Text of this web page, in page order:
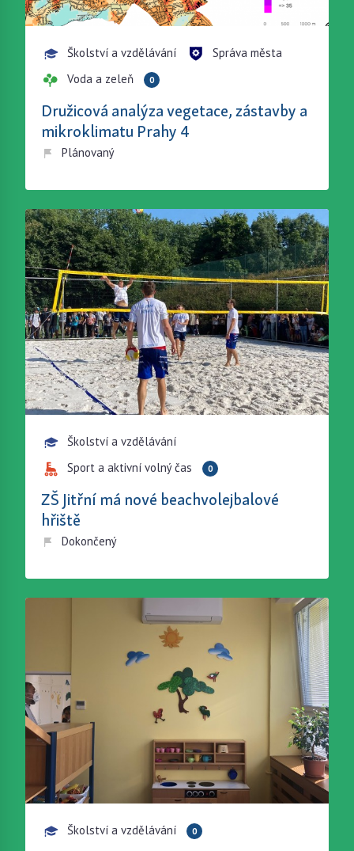
Školství a vzdělávání
Správa města
Voda a zeleň
0
Družicová analýza vegetace, zástavby a
mikroklimatu Prahy 4
Plánovaný
Školství a vzdělávání
Sport a aktivní volný čas
0
ZŠ Jitřní má nové beachvolejbalové
hřiště
Dokončený
Školství a vzdělávání 0